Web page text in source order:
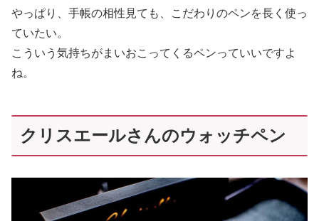
やっぱり、手帳の相性見ても、こだわりのペンを長く使っ
ていたい。
こういう気持ちがまいおこってくるペンっていいですよ
ね。
クリスエールさんのウォッチペン